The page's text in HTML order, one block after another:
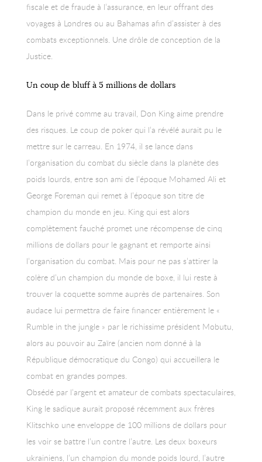
fiscale et de fraude à l’assurance, en leur offrant des
voyages à Londres ou au Bahamas afin d’assister à des
combats exceptionnels. Une drôle de conception de la
Justice.
Un coup de bluff à 5 millions de dollars
Dans le privé comme au travail, Don King aime prendre
des risques. Le coup de poker qui l’a révélé aurait pu le
mettre sur le carreau. En 1974, il se lance dans
l’organisation du combat du siècle dans la planète des
poids lourds, entre son ami de l’époque Mohamed Ali et
George Foreman qui remet à l’époque son titre de
champion du monde en jeu. King qui est alors
complètement fauché promet une récompense de cinq
millions de dollars pour le gagnant et remporte ainsi
l’organisation du combat. Mais pour ne pas s’attirer la
colère d’un champion du monde de boxe, il lui reste à
trouver la coquette somme auprès de partenaires. Son
audace lui permettra de faire financer entièrement le «
Rumble in the jungle » par le richissime président Mobutu,
alors au pouvoir au Zaïre (ancien nom donné à la
République démocratique du Congo) qui accueillera le
combat en grandes pompes.
Obsédé par l’argent et amateur de combats spectaculaires,
King le sadique aurait proposé récemment aux frères
Klitschko une enveloppe de 100 millions de dollars pour
les voir se battre l’un contre l’autre. Les deux boxeurs
ukrainiens, l’un champion du monde poids lourd, l’autre